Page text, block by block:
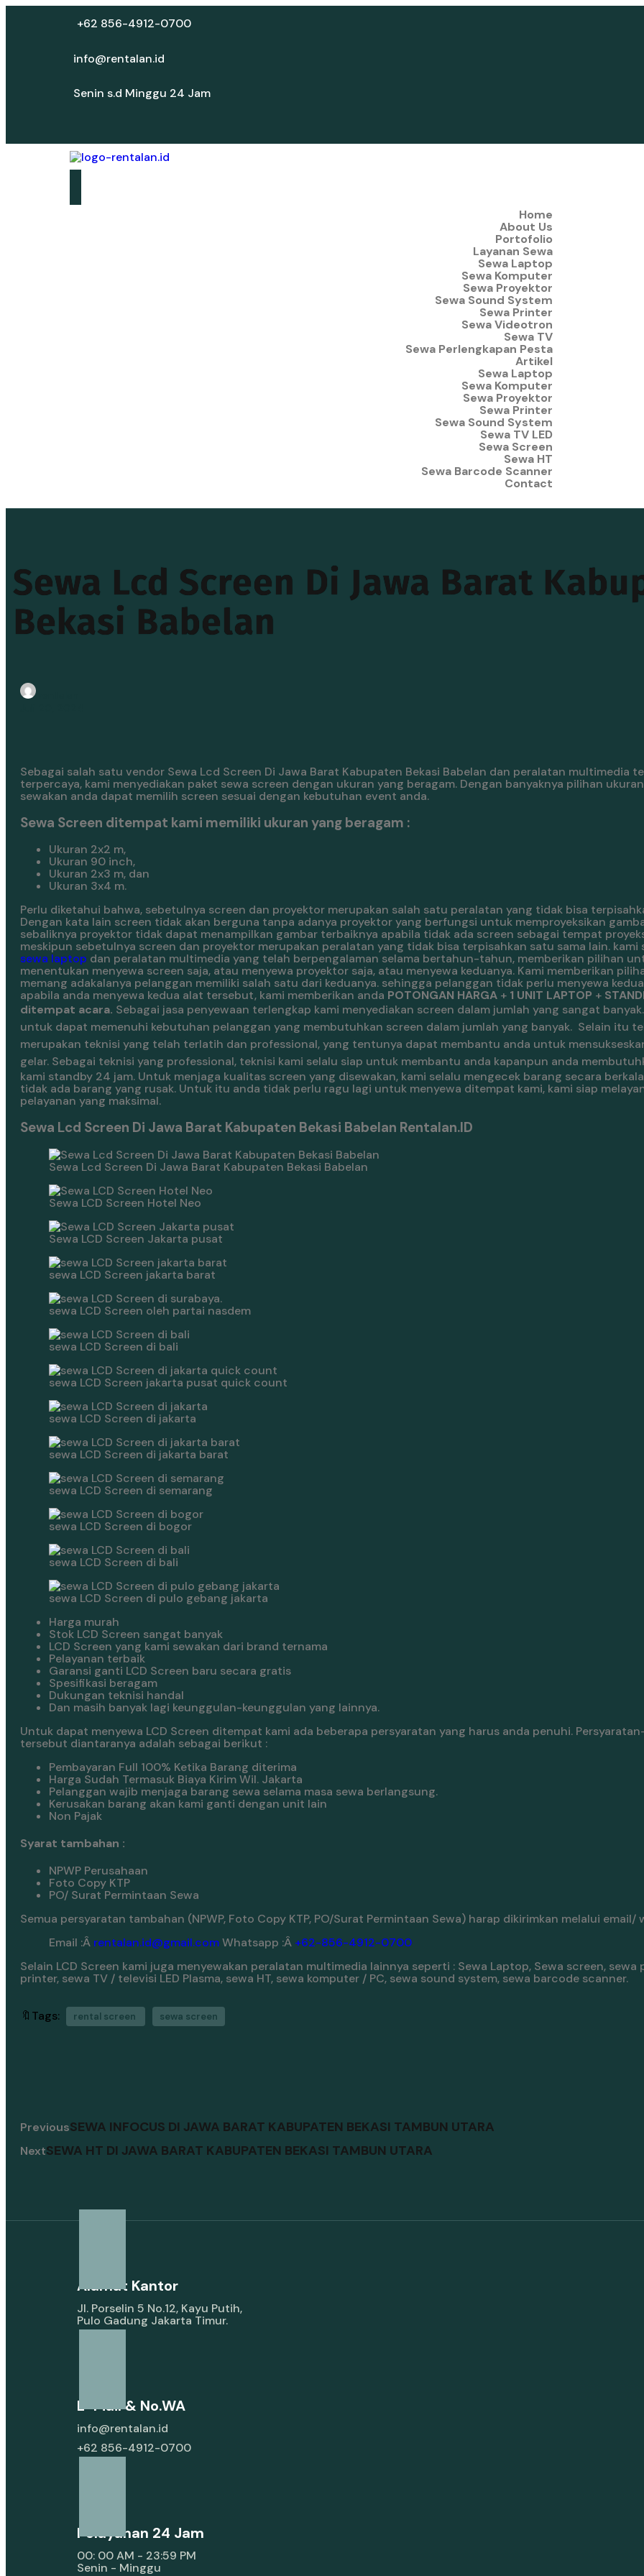
+62 856-4912-0700
info@rentalan.id
Senin s.d Minggu 24 Jam
Home
About Us
Portofolio
Layanan Sewa
Sewa Laptop
Sewa Komputer
Sewa Proyektor
Sewa Sound System
Sewa Printer
Sewa Videotron
Sewa TV
Sewa Perlengkapan Pesta
Artikel
Sewa Laptop
Sewa Komputer
Sewa Proyektor
Sewa Printer
Sewa Sound System
Sewa TV LED
Sewa Screen
Sewa HT
Sewa Barcode Scanner
Contact
Sewa Lcd Screen Di Jawa Barat
Bekasi Babelan
Sebagai salah satu vendor Sewa Lcd Screen Di Jawa Barat Kabupaten Bekasi Babelan dan peralatan multimedia
terpercaya, kami menyediakan paket sewa screen dengan ukuran yang beragam. Dengan banyaknya pilihan
sewakan anda dapat memilih screen sesuai dengan kebutuhan event anda.
Sewa Screen ditempat kami memiliki ukuran yang beragam :
Ukuran 2x2 m,
Ukuran 90 inch,
Ukuran 2x3 m, dan
Ukuran 3x4 m.
Perlu diketahui bahwa, sebetulnya screen dan proyektor merupakan salah satu peralatan yang tidak bisa
Dengan kata lain screen tidak akan berguna tanpa adanya proyektor yang berfungsi untuk memproyeksikan
sebaliknya proyektor tidak dapat menampilkan gambar terbaiknya apabila tidak ada screen sebagai tempat
meskipun sebetulnya screen dan proyektor merupakan peralatan yang tidak bisa terpisahkan satu sama lain. kami
sewa laptop dan peralatan multimedia yang telah berpengalaman selama bertahun-tahun, memberikan pilihan
menentukan menyewa screen saja, atau menyewa proyektor saja, atau menyewa keduanya. Kami memberikan
memang adakalanya pelanggan memiliki salah satu dari keduanya. sehingga pelanggan tidak perlu menyewa
apabila anda menyewa kedua alat tersebut, kami memberikan anda POTONGAN HARGA + 1 UNIT LAPTOP +
ditempat acara. Sebagai jasa penyewaan terlengkap kami menyediakan screen dalam jumlah yang sangat banyak.
untuk dapat memenuhi kebutuhan pelanggan yang membutuhkan screen dalam jumlah yang banyak. Selain itu
merupakan teknisi yang telah terlatih dan professional, yang tentunya dapat membantu anda untuk
gelar. Sebagai teknisi yang professional, teknisi kami selalu siap untuk membantu anda kapanpun anda
kami standby 24 jam. Untuk menjaga kualitas screen yang disewakan, kami selalu mengecek barang secara
tidak ada barang yang rusak. Untuk itu anda tidak perlu ragu lagi untuk menyewa ditempat kami, kami siap
pelayanan yang maksimal.
Sewa Lcd Screen Di Jawa Barat Kabupaten Bekasi Babelan Rentalan.ID
Sewa Lcd Screen Di Jawa Barat Kabupaten Bekasi Babelan
Sewa LCD Screen Hotel Neo
Sewa LCD Screen Jakarta pusat
sewa LCD Screen jakarta barat
sewa LCD Screen oleh partai nasdem
sewa LCD Screen di bali
sewa LCD Screen jakarta pusat quick count
sewa LCD Screen di jakarta
sewa LCD Screen di jakarta barat
sewa LCD Screen di semarang
sewa LCD Screen di bogor
sewa LCD Screen di bali
sewa LCD Screen di pulo gebang jakarta
Harga murah
Stok LCD Screen sangat banyak
LCD Screen yang kami sewakan dari brand ternama
Pelayanan terbaik
Garansi ganti LCD Screen baru secara gratis
Spesifikasi beragam
Dukungan teknisi handal
Dan masih banyak lagi keunggulan-keunggulan yang lainnya.
Untuk dapat menyewa LCD Screen ditempat kami ada beberapa persyaratan yang harus anda penuhi.
tersebut diantaranya adalah sebagai berikut :
Pembayaran Full 100% Ketika Barang diterima
Harga Sudah Termasuk Biaya Kirim Wil. Jakarta
Pelanggan wajib menjaga barang sewa selama masa sewa berlangsung.
Kerusakan barang akan kami ganti dengan unit lain
Non Pajak
Syarat tambahan :
NPWP Perusahaan
Foto Copy KTP
PO/ Surat Permintaan Sewa
Semua persyaratan tambahan (NPWP, Foto Copy KTP, PO/Surat Permintaan Sewa) harap dikirimkan melalui email/
Email :Â rentalan.id@gmail.comWhatsapp :Â +62-856-4912-0700
Selain LCD Screen kami juga menyewakan peralatan multimedia lainnya seperti : Sewa Laptop, Sewa screen, sewa
printer, sewa TV / televisi LED Plasma, sewa HT, sewa komputer / PC, sewa sound system, sewa barcode scanner.
🔖Tags: rental screen sewa screen
PreviousSEWA INFOCUS DI JAWA BARAT KABUPATEN BEKASI TAMBUN UTARA
NextSEWA HT DI JAWA BARAT KABUPATEN BEKASI TAMBUN UTARA
Alamat Kantor
Jl. Porselin 5 No.12, Kayu Putih,
Pulo Gadung Jakarta Timur.
E-Mail & No.WA
info@rentalan.id
+62 856-4912-0700
Pelayanan 24 Jam
00: 00 AM - 23:59 PM
Senin - Minggu